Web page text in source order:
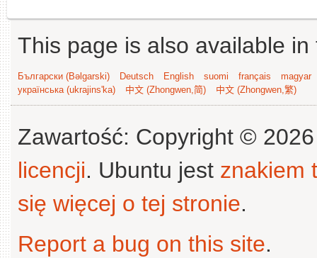
This page is also available
Български (Bəlgarski) Deutsch English suomi français
magyar
українська (ukrajins'ka)
中文 (Zhongwen,简) 中文 (Zhongwen,繁)
Zawartość: Copyright ©
licencji. Ubuntu jest znakiem
się więcej o tej stronie.
Report a bug on this site.